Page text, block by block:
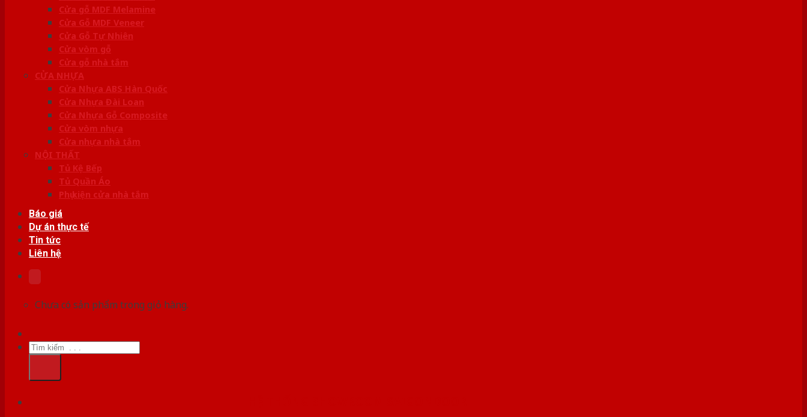
Cửa gỗ MDF Melamine
Cửa Gỗ MDF Veneer
Cửa Gỗ Tự Nhiên
Cửa vòm gỗ
Cửa gỗ nhà tắm
CỬA NHỰA
Cửa Nhựa ABS Hàn Quốc
Cửa Nhựa Đài Loan
Cửa Nhựa Gỗ Composite
Cửa vòm nhựa
Cửa nhựa nhà tắm
NỘI THẤT
Tủ Kệ Bếp
Tủ Quần Áo
Phụ kiện cửa nhà tắm
Báo giá
Dự án thực tế
Tin tức
Liên hệ
Chưa có sản phẩm trong giỏ hàng.
Tìm
kiếm: